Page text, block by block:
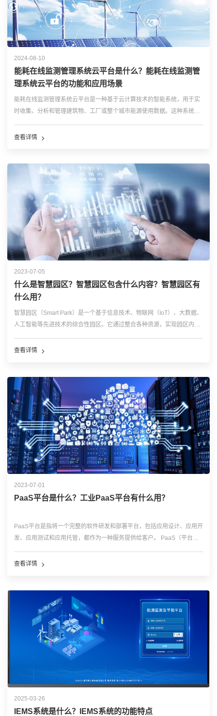
2024-08-10
能耗在线监测管理系统云平台是什么？能耗在线监测管
理系统云平台的功能和应用场景
能耗在线监测管理系统云平台是一种基于云计算技术的智能系统，用于实
时收集、分析和管理建筑物、工厂或整个城市能源使用数据。这种系统通
电、水、燃气等)，然后将这些数据上传至云端进行处理和存储。 能耗在
查看详情
2023-07-05
什么是智慧园区？智慧园区包含什么内容？智慧园区有
什么用？
智慧园区（Smart Park）是一个基于信息技术、物联网（IoT）、大数据、
人工智能等先进技术的综合性园区。它通过整合各种资源，实现园区内设
化服务水平，为入驻企业和员工创造一个更加宜居、便利的工作环境。 ...
查看详情
2023-07-01
PaaS平台是什么？工业PaaS平台有什么用？
PaaS平台是指将一个完整的软件研发和部署平台，包括应用设计、应用开
发、应用测试和应用托管，都作为一种服务提供给客户。 PaaS（平台即
基础架构），用于开发、运行和管理应用程序，而无需考虑在本地构建和
查看详情
2025-03-26
IEMS系统是什么？IEMS系统的功能特点